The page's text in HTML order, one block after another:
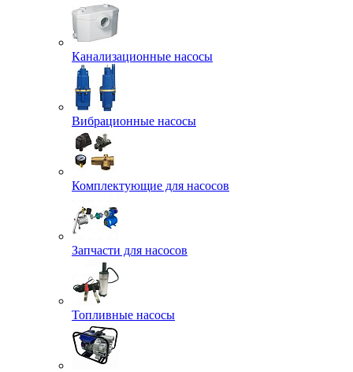
Канализационные насосы
Вибрационные насосы
Комплектующие для насосов
Запчасти для насосов
Топливные насосы